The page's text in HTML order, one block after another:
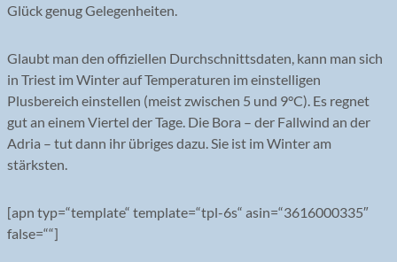
Glück genug Gelegenheiten.
Glaubt man den offiziellen Durchschnittsdaten, kann man sich
in Triest im Winter auf Temperaturen im einstelligen
Plusbereich einstellen (meist zwischen 5 und 9°C). Es regnet
gut an einem Viertel der Tage. Die Bora – der Fallwind an der
Adria – tut dann ihr übriges dazu. Sie ist im Winter am
stärksten.
[apn typ=“template“ template=“tpl-6s“ asin=“3616000335″
false=““]